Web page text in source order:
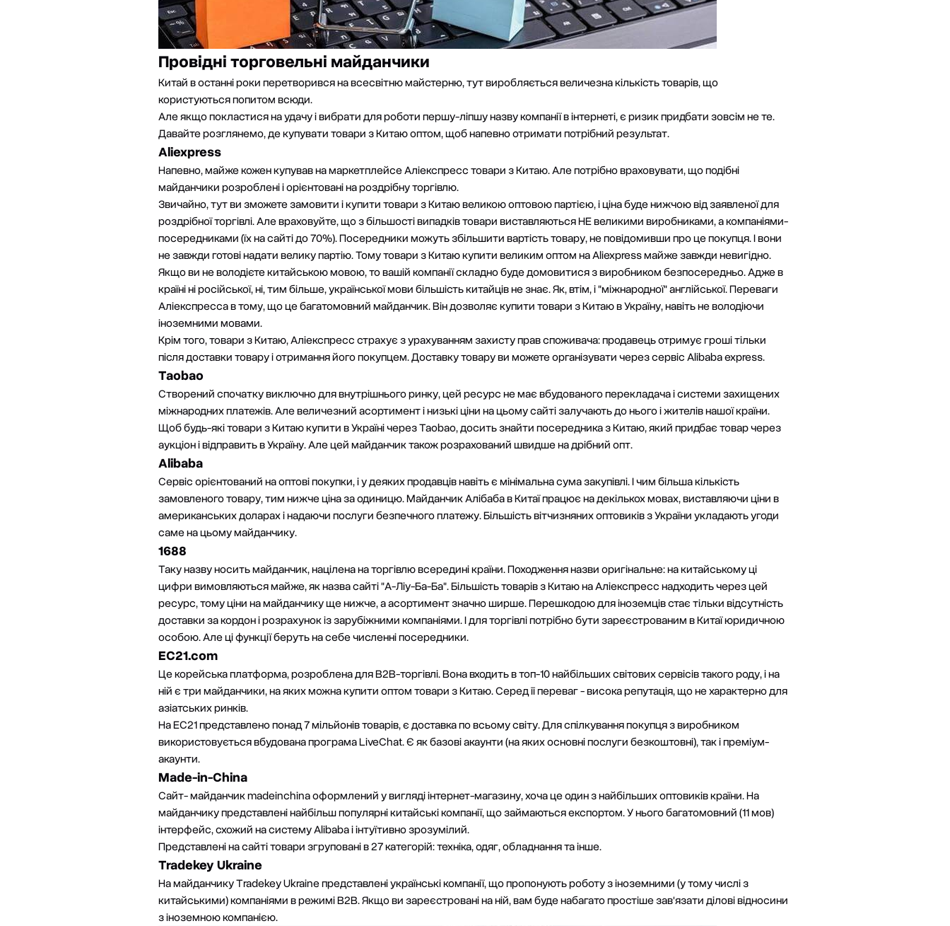
Провідні торговельні майданчики
Китай в останні роки перетворився на всесвітню майстерню, тут виробляється величезна кількість товарів, що
користуються попитом всюди.
Але якщо покластися на удачу і вибрати для роботи першу-ліпшу назву компанії в інтернеті, є ризик придбати зовсім не те.
Давайте розглянемо, де купувати товари з Китаю оптом, щоб напевно отримати потрібний результат.
Aliexpress
Напевно, майже кожен купував на маркетплейсе Аліекспресс товари з Китаю. Але потрібно враховувати, що подібні
майданчики розроблені і орієнтовані на роздрібну торгівлю.
Звичайно, тут ви зможете замовити і купити товари з Китаю великою оптовою партією, і ціна буде нижчою від заявленої для
роздрібної торгівлі. Але враховуйте, що з більшості випадків товари виставляються НЕ великими виробниками, а компаніями-
посередниками (їх на сайті до 70%). Посередники можуть збільшити вартість товару, не повідомивши про це покупця. І вони
не завжди готові надати велику партію. Тому товари з Китаю купити великим оптом на Aliexpress майже завжди невигідно.
Якщо ви не володієте китайською мовою, то вашій компанії складно буде домовитися з виробником безпосередньо. Адже в
країні ні російської, ні, тим більше, української мови більшість китайців не знає. Як, втім, і "міжнародної" англійської. Переваги
Аліекспресса в тому, що це багатомовний майданчик. Він дозволяє купити товари з Китаю в Україну, навіть не володіючи
іноземними мовами.
Крім того, товари з Китаю, Аліекспресс страхує з урахуванням захисту прав споживача: продавець отримує гроші тільки
після доставки товару і отримання його покупцем. Доставку товару ви можете організувати через сервіс Alibaba express.
Taobao
Створений спочатку виключно для внутрішнього ринку, цей ресурс не має вбудованого перекладача і системи захищених
міжнародних платежів. Але величезний асортимент і низькі ціни на цьому сайті залучають до нього і жителів нашої країни.
Щоб будь-які товари з Китаю купити в Україні через Taobao, досить знайти посередника з Китаю, який придбає товар через
аукціон і відправить в Україну. Але цей майданчик також розрахований швидше на дрібний опт.
Alibaba
Сервіс орієнтований на оптові покупки, і у деяких продавців навіть є мінімальна сума закупівлі. І чим більша кількість
замовленого товару, тим нижче ціна за одиницю. Майданчик Алібаба в Китаї працює на декількох мовах, виставляючи ціни в
американських доларах і надаючи послуги безпечного платежу. Більшість вітчизняних оптовиків з України укладають угоди
саме на цьому майданчику.
1688
Таку назву носить майданчик, націлена на торгівлю всередині країни. Походження назви оригінальне: на китайському ці
цифри вимовляються майже, як назва сайті "А-Ліу-Ба-Ба". Більшість товарів з Китаю на Аліекспресс надходить через цей
ресурс, тому ціни на майданчику ще нижче, а асортимент значно ширше. Перешкодою для іноземців стає тільки відсутність
доставки за кордон і розрахунок із зарубіжними компаніями. І для торгівлі потрібно бути зареєстрованим в Китаї юридичною
особою. Але ці функції беруть на себе численні посередники.
EC21.com
Це корейська платформа, розроблена для B2B-торгівлі. Вона входить в топ-10 найбільших світових сервісів такого роду, і на
ній є три майданчики, на яких можна купити оптом товари з Китаю. Серед її переваг - висока репутація, що не характерно для
азіатських ринків.
На ЕС21 представлено понад 7 мільйонів товарів, є доставка по всьому світу. Для спілкування покупця з виробником
використовується вбудована програма LiveChat. Є як базові акаунти (на яких основні послуги безкоштовні), так і преміум-
акаунти.
Made-in-China
Сайт- майданчик madeinchina оформлений у вигляді інтернет-магазину, хоча це один з найбільших оптовиків країни. На
майданчику представлені найбільш популярні китайські компанії, що займаються експортом. У нього багатомовний (11 мов)
інтерфейс, схожий на систему Alibaba і інтуїтивно зрозумілий.
Представлені на сайті товари згруповані в 27 категорій: техніка, одяг, обладнання та інше.
Tradekey Ukraine
На майданчику Tradekey Ukraine представлені українські компанії, що пропонують роботу з іноземними (у тому числі з
китайськими) компаніями в режимі B2B. Якщо ви зареєстровані на ній, вам буде набагато простіше зав'язати ділові відносини
з іноземною компанією.